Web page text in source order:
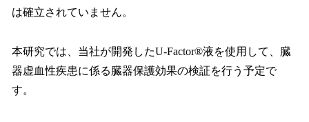
は確立されていません。
本研究では、当社が開発したU-Factor®液を使用して、臓
器虚血性疾患に係る臓器保護効果の検証を行う予定で
す。